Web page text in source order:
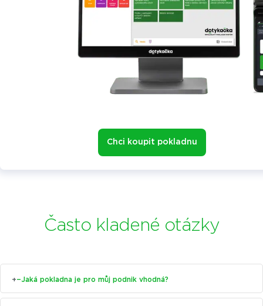
Chci koupit pokladnu
Často kladené otázky
+−Jaká pokladna je pro můj podnik vhodná?